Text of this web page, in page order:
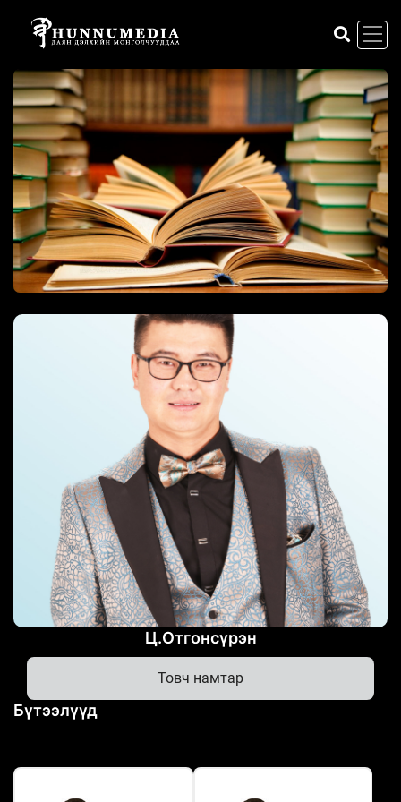
Ц.Отгонсүрэн
Товч намтар
Бүтээлүүд